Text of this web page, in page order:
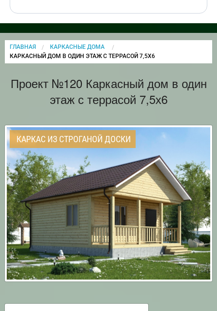
ГЛАВНАЯ
КАРКАСНЫЕ ДОМА
CURRENT:
КАРКАСНЫЙ ДОМ В ОДИН ЭТАЖ С ТЕРРАСОЙ 7,5Х6
Проект №120 Каркасный дом в один
этаж с террасой 7,5х6
КАРКАС ИЗ СТРОГАНОЙ ДОСКИ